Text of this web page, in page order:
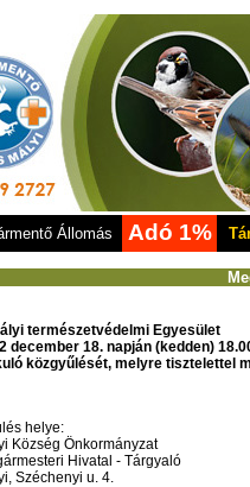
Állomás Adó 1%
természetvédelmi Egyesület
december 18. napján (kedden)
közgyűlését, melyre tisztelettel
helye:
Község Önkormányzat
Hivatal - Tárgyaló
Széchenyi u. 4.